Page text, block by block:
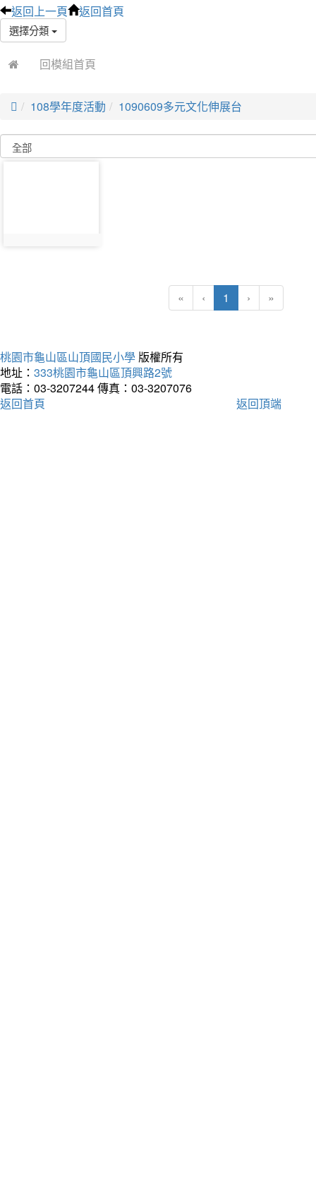
返回上一頁 返回首頁
選擇分類
回模組首頁
 108學年度活動 1090609多元文化伸展台
« ‹ 1 (current)
› »
桃園市龜山區山頂國民小學 版權所有
地址： 333桃園市龜山區頂興路2號
電話：03-3207244傳真：03-3207076
返回首頁
返回頂端